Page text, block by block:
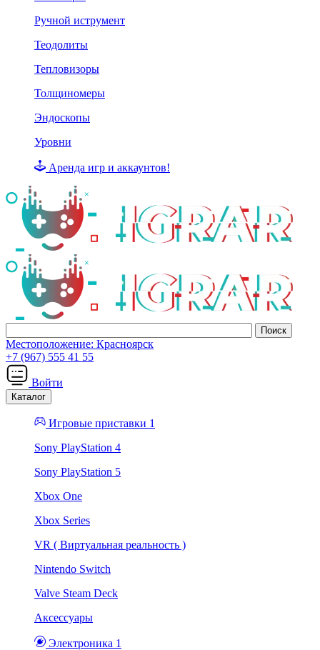
Ручной иструмент
Теодолиты
Тепловизоры
Толщиномеры
Эндоскопы
Уровни
Аренда игр и аккаунтов!
Местоположение: Красноярск
+7 (967) 555 41 55
Войти
Каталог
Игровые приставки 1
Sony PlayStation 4
Sony PlayStation 5
Xbox One
Xbox Series
VR ( Виртуальная реальность )
Nintendo Switch
Valve Steam Deck
Аксессуары
Электроника 1